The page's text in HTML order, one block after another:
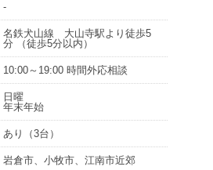
-
名鉄犬山線 大山寺駅より徒歩5
分 （徒歩5分以内）
10:00～19:00 時間外応相談
日曜
年末年始
あり （3台）
岩倉市、小牧市、江南市近郊